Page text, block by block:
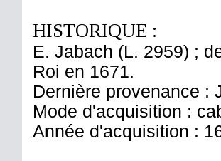
HISTORIQUE :
E. Jabach (L. 2959) ;
Roi en 1671.
Dernière provenance :
Mode d'acquisition :
Année d'acquisition :